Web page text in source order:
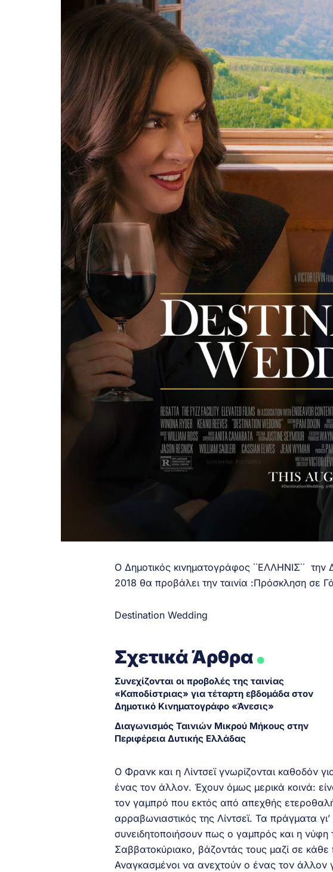
O Δημοτικός κινηματογράφος ΄΄ΕΛΛΗΝΙΣ΄΄ την
2018 θα προβάλει την ταινία :Πρόσκληση σε
Destination Wedding
Σχετικά Άρθρα.
Συνεχίζονται οι προβολές της ταινίας
«Καποδίστριας» για τέταρτη εβδομάδα στον
Δημοτικό Κινηματογράφο «Άνεσις»
Διαγωνισμός Ταινιών Μικρού Μήκους στην
Περιφέρεια Δυτικής Ελλάδας
Ο Φρανκ και η Λίντσεϊ γνωρίζονται καθοδόν
ένας τον άλλον. Έχουν όμως μερικά κοινά:
τον γαμπρό που εκτός από απεχθής
αρραβωνιαστικός της Λίντσεϊ. Τα πράγματα
συνειδητοποιήσουν πως ο γαμπρός και η νύφη
Σαββατοκύριακο, βάζοντάς τους μαζί σε κάθε
Αναγκασμένοι να ανεχτούν ο ένας τον άλλον